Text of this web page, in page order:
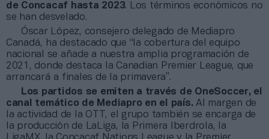
de Concacaf hasta 2023. Los términos económicos no
se han desvelado.
Óscar López, consejero delegado de Mediapro
Canadá, ha destacado que “la cobertura del equipo
nacional se añade a nuestra amplia programación de
2021, donde destaca la Canadian Premier League, que
arrancará a finales de la primavera”.
Los partidos se emiten a través de OneSoccer, el
canal temático de Mediapro en el país. Al margen de
la actividad de la OTT, el grupo también se encarga de
la producción de LaLiga, la Primera Iberdrola, la